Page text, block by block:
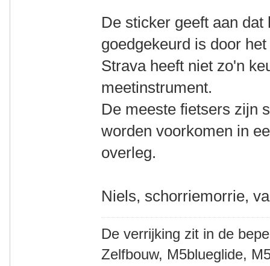
De sticker geeft aan
goedgekeurd is door
Strava heeft niet zo'n
meetinstrument.
De meeste fietsers zijn
worden voorkomen in
overleg.
Niels, schorriemorrie,
De verrijking zit in de
Zelfbouw, M5blueglide,